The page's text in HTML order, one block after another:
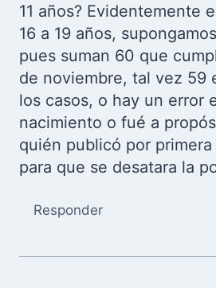
11 años? Evidentemente
16 a 19 años,
pues suman 60 que
de noviembre, tal vez 59
los casos, o hay un error
nacimiento o fué a
quién publicó por
para que se desatara la
Responder